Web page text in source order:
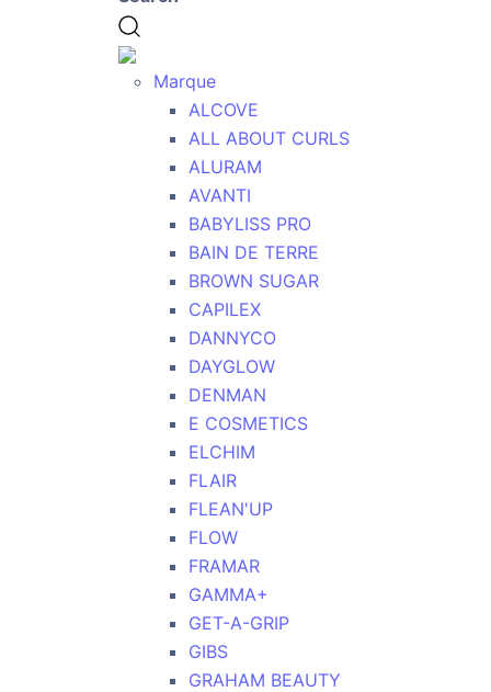
Marque
ALCOVE
ALL ABOUT CURLS
ALURAM
AVANTI
BABYLISS PRO
BAIN DE TERRE
BROWN SUGAR
CAPILEX
DANNYCO
DAYGLOW
DENMAN
E COSMETICS
ELCHIM
FLAIR
FLEAN'UP
FLOW
FRAMAR
GAMMA+
GET-A-GRIP
GIBS
GRAHAM BEAUTY